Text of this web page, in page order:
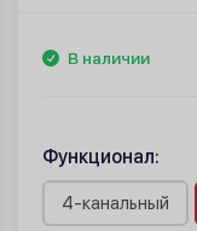
В наличии
Функционал:
4-канальный